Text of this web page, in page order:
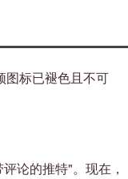
图标已褪色且不可
论的推特"。现在，